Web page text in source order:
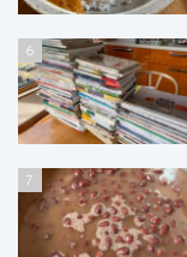
6
7